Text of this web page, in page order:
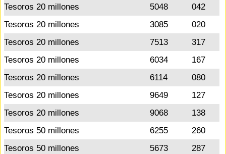
Tesoros 20 millones
5048
042
Tesoros 20 millones
3085
020
Tesoros 20 millones
7513
317
Tesoros 20 millones
6034
167
Tesoros 20 millones
6114
080
Tesoros 20 millones
9649
127
Tesoros 20 millones
9068
138
Tesoros 50 millones
6255
260
Tesoros 50 millones
5673
287